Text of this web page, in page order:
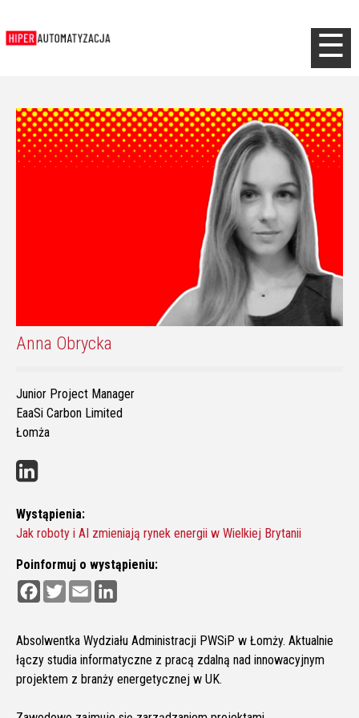
☰
Anna Obrycka
Junior Project Manager
EaaSi Carbon Limited
Łomża
Wystąpienia:
Jak roboty i AI zmieniają rynek energii w Wielkiej Brytanii
Poinformuj o wystąpieniu:
F
a
b
o
o
k
T
w
t
e
r
E
m
l
e
d
I
n
Absolwentka Wydziału Administracji PWSiP w Łomży. Aktualnie
łączy studia informatyczne z pracą zdalną nad innowacyjnym
projektem z branży energetycznej w UK.